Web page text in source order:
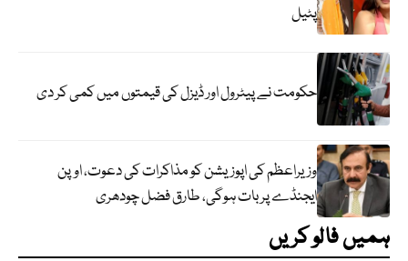
پٹیل
حکومت نے پیٹرول اور ڈیزل کی قیمتوں میں کمی کر دی
وزیراعظم کی اپوزیشن کو مذاکرات کی دعوت، اوپن
ایجنڈے پر بات ہوگی، طارق فضل چودھری
ہمیں فالو کریں